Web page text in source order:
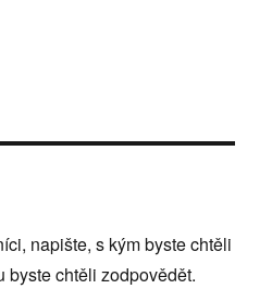
napište, s kým byste chtěli
byste chtěli zodpovědět.